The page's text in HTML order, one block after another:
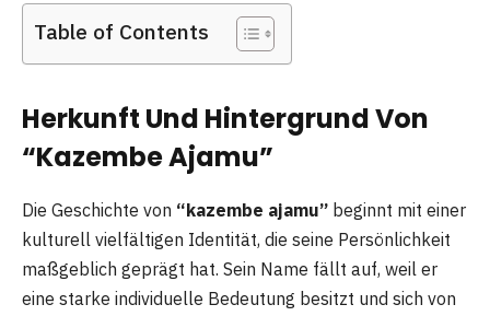
Table of Contents
Herkunft Und Hintergrund Von
“Kazembe Ajamu”
Die Geschichte von “kazembe ajamu” beginnt mit einer
kulturell vielfältigen Identität, die seine Persönlichkeit
maßgeblich geprägt hat. Sein Name fällt auf, weil er
eine starke individuelle Bedeutung besitzt und sich von